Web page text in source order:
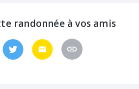
randonnée à vos amis